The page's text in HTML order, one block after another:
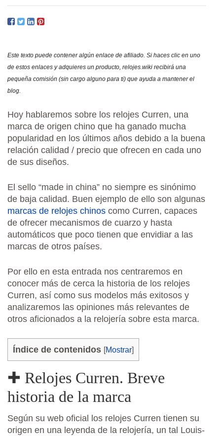
Este texto puede contener algún enlace de afiliado. Si haces clic en uno
de estos enlaces y adquieres un producto, relojes.wiki recibirá una
pequeña comisión (sin cargo alguno para ti) que ayuda a mantener el
blog.
Hoy hablaremos sobre los relojes Curren, una
marca de origen chino que ha ganado mucha
popularidad en los últimos años debido a la buena
relación calidad / precio que ofrecen en cada uno
de sus diseños.
El sello “made in china” no siempre es sinónimo
de baja calidad. Buen ejemplo de ello son algunas
marcas de relojes chinos como Curren, capaces
de ofrecer mecanismos de cuarzo y hasta
automáticos que poco tienen que envidiar a las
marcas de otros países.
Por ello en esta entrada nos centraremos en
conocer más de cerca la historia de los relojes
Curren, así como sus modelos más exitosos y
analizaremos las opiniones más relevantes de
otros aficionados a la relojería sobre esta marca.
Índice de contenidos [Mostrar]
✚ Relojes Curren. Breve
historia de la marca
Según su web oficial los relojes Curren tienen su
origen en una leyenda de la relojería, un tal Louis-